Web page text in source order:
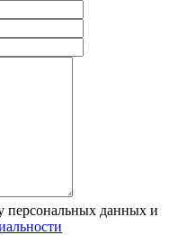
персональных данных и